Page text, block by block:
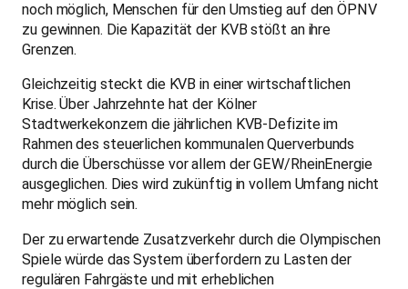
noch möglich, Menschen für den Umstieg auf den ÖPNV
zu gewinnen. Die Kapazität der KVB stößt an ihre
Grenzen.
Gleichzeitig steckt die KVB in einer wirtschaftlichen
Krise. Über Jahrzehnte hat der Kölner
Stadtwerkekonzern die jährlichen KVB-Defizite im
Rahmen des steuerlichen kommunalen Querverbunds
durch die Überschüsse vor allem der GEW/RheinEnergie
ausgeglichen. Dies wird zukünftig in vollem Umfang nicht
mehr möglich sein.
Der zu erwartende Zusatzverkehr durch die Olympischen
Spiele würde das System überfordern zu Lasten der
regulären Fahrgäste und mit erheblichen